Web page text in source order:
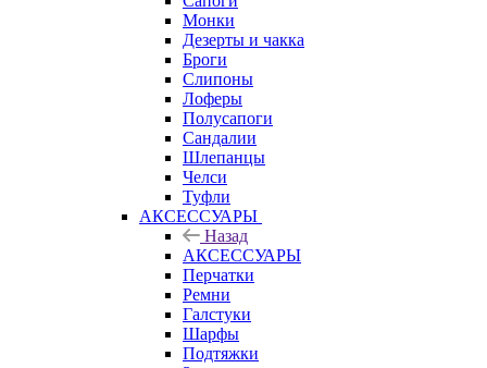
Монки
Дезерты и чакка
Броги
Слипоны
Лоферы
Полусапоги
Сандалии
Шлепанцы
Челси
Туфли
АКСЕССУАРЫ
Назад
АКСЕССУАРЫ
Перчатки
Ремни
Галстуки
Шарфы
Подтяжки